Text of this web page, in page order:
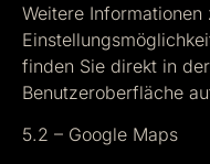
Weitere
finden Sie direkt in
Benutzeroberfläche
5.2 – Google Maps